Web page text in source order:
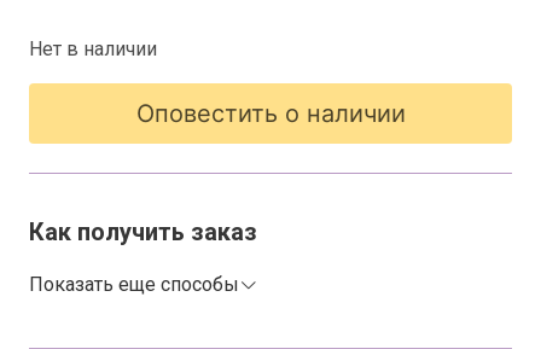
Нет в наличии
Оповестить о наличии
Как получить заказ
Показать еще способы